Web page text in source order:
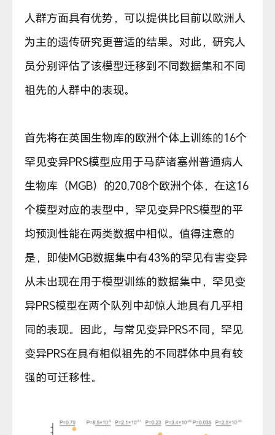
人群方面具有优势，可以提供比目前以欧洲人
为主的遗传研究更普适的结果。对此，研究人
员分别评估了该模型迁移到不同数据集和不同
祖先的人群中的表现。
首先将在英国生物库的欧洲个体上训练的16个
罕见变异PRS模型应用于马萨诸塞州普通病人
生物库（MGB）的20,708个欧洲个体，在这16
个模型对应的表型中，罕见变异PRS模型的平
均预测性能在两类数据中相似。值得注意的
是，即使MGB数据集中有43%的罕见有害变异
从未出现在用于模型训练的数据集中，罕见变
异PRS模型在两个队列中却惊人地具有几乎相
同的表现。因此，与常见变异PRS不同，罕见
变异PRS在具有相似祖先的不同群体中具有较
强的可迁移性。